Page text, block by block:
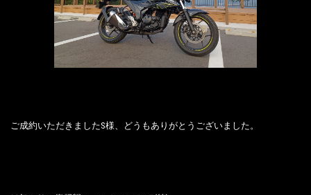
ご成約いただきましたS様、どうもありがとうございました。